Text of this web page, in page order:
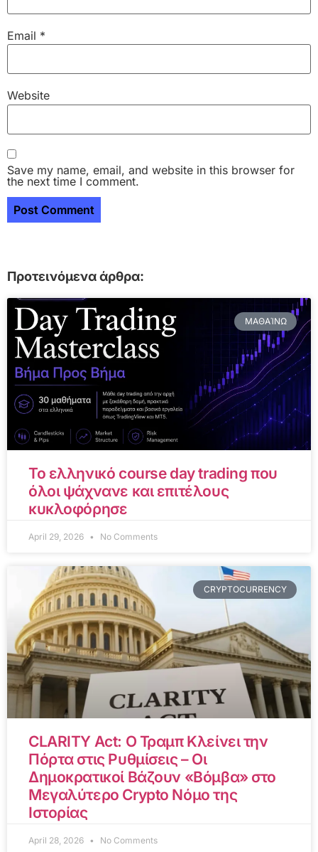
Email *
Website
Save my name, email, and website in this browser for
the next time I comment.
Προτεινόμενα άρθρα:
ΜΑΘΑΊΝΩ
Το ελληνικό course day trading που
όλοι ψάχνανε και επιτέλους
κυκλοφόρησε
April 29, 2026 No Comments
CRYPTOCURRENCY
CLARITY Act: Ο Τραμπ Κλείνει την
Πόρτα στις Ρυθμίσεις – Οι
Δημοκρατικοί Βάζουν «Βόμβα» στο
Μεγαλύτερο Crypto Νόμο της
Ιστορίας
April 28, 2026 No Comments